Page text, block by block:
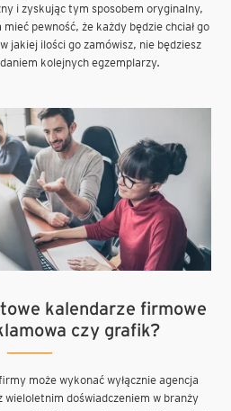
i zyskując tym sposobem oryginalny,
pewność, że każdy będzie chciał go
jakiej ilości go zamówisz, nie będziesz
kolejnych egzemplarzy.
kalendarze firmowe
czy grafik?
może wykonać wyłącznie agencja
doświadczeniem w branży